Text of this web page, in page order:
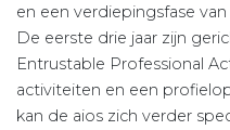
en een verdiepingsfase
De eerste drie jaar zijn
Entrustable Professional
activiteiten en een
kan de aios zich verder